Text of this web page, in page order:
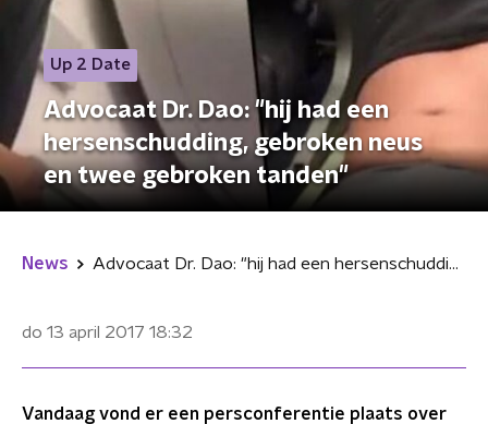
Up 2 Date
Advocaat Dr. Dao: "hij had een
hersenschudding, gebroken neus
en twee gebroken tanden"
News Advocaat Dr. Dao: "hij had een hersenschudding, gebroken neus en twee gebroken tanden"
do 13 april 2017 18:32
Vandaag vond er een persconferentie plaats over